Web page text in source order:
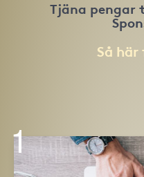
Tjäna pengar
Så
1